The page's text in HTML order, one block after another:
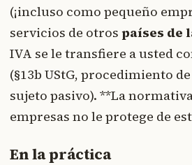
(¡incluso como pequeño
servicios de otros países de
IVA se le transfiere a usted
(§13b UStG, procedimiento
sujeto pasivo). **La
empresas no le protege de
En la práctica